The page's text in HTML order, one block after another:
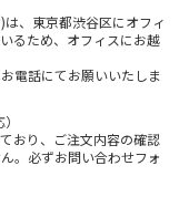
、東京都渋谷区にオフィ
るため、オフィスにお越
電話にてお願いいたしま
おり、ご注文内容の確認
。必ずお問い合わせフォ